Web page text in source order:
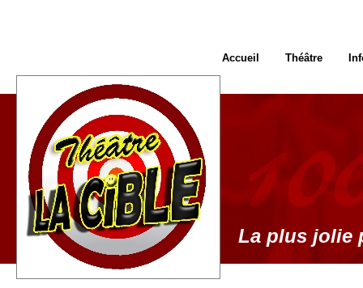
La plus jolie
Accueil Théâtre